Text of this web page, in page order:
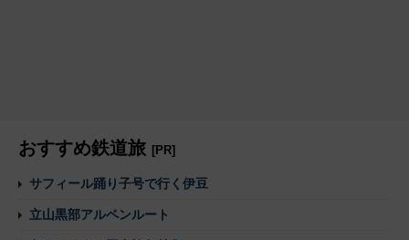
おすすめ鉄道旅 [PR]
サフィール踊り子号で行く伊豆
立山黒部アルペンルート